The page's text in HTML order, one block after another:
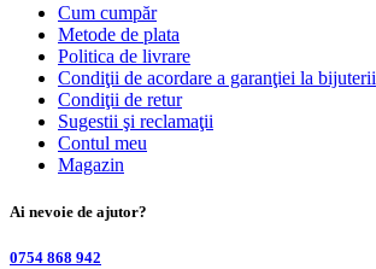
Cum cumpăr
Metode de plata
Politica de livrare
Condiţii de acordare a garanţiei la bijuterii
Condiţii de retur
Sugestii şi reclamaţii
Contul meu
Magazin
Ai nevoie de ajutor?
0754 868 942